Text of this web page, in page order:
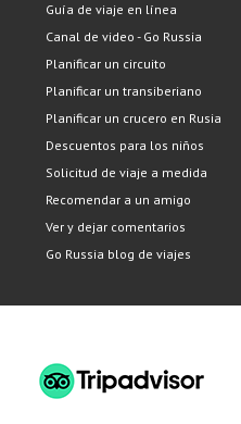
Guía de viaje en línea
Canal de video - Go Russia
Planificar un circuito
Planificar un transiberiano
Planificar un crucero en Rusia
Descuentos para los niños
Solicitud de viaje a medida
Recomendar a un amigo
Ver y dejar comentarios
Go Russia blog de viajes